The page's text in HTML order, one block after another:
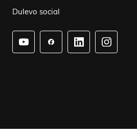
Dulevo social